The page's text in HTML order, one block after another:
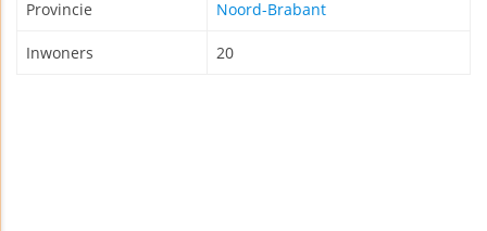
Provincie Noord-Brabant
Inwoners 20